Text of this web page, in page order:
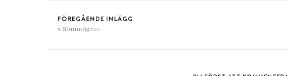
FÖREGÅENDE INLÄGG
Sömnvägran